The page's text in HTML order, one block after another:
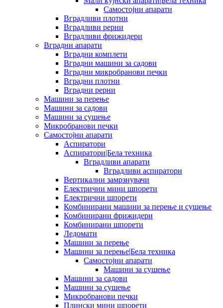
Самостојни апарати
Вградливи плотни
Вградливи рерни
Вградливи фрижидери
Вградни апарати
Вградни комплети
Вградни машини за садови
Вградни микробранови печки
Вградни плотни
Вградни рерни
Машини за перење
Машини за садови
Машини за сушење
Микробранови печки
Самостојни апарати
Аспиратори
Аспиратори|Бела техника
Вградливи апарати
Вградливи аспиратори
Вертикални замрзнувачи
Електрични мини шпорети
Електрични шпорети
Комбинирани машини за перење и сушење
Комбинирани фрижидери
Комбинирани шпорети
Ледомати
Машини за перење
Машини за перење|Бела техника
Самостојни апарати
Машини за сушење
Машини за садови
Машини за сушење
Микробранови печки
Плински мини шпорети